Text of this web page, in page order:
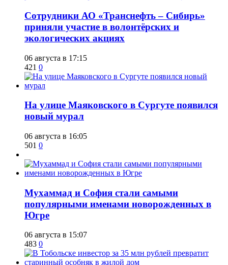
Сотрудники АО «Транснефть – Сибирь»
приняли участие в волонтёрских и
экологических акциях
06 августа в 17:15
421 0
​На улице Маяковского в Сургуте появился
новый мурал
06 августа в 16:05
501 0
​Мухаммад и София стали самыми
популярными именами новорожденных в
Югре
06 августа в 15:07
483 0